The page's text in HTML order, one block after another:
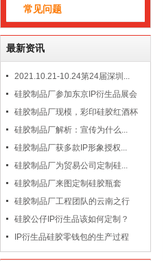
常见问题
最新资讯
2021.10.21-10.24第24届深圳...
硅胶制品厂参加东京IP衍生品展会
硅胶制品厂现模，彩印硅胶红酒杯
硅胶制品厂解析：宣传为什么...
硅胶制品厂获多款IP形象授权...
硅胶制品厂为贸易公司定制硅...
硅胶制品厂来图定制硅胶瓶套
硅胶制品厂工程团队的云南之行
硅胶公仔IP衍生品该如何定制？
IP衍生品硅胶零钱包的生产过程